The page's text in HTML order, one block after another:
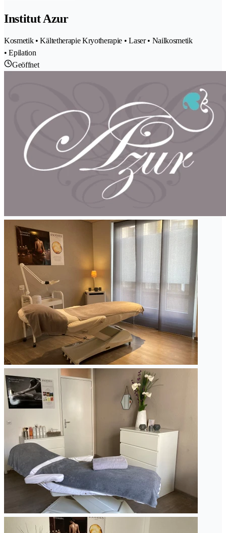
Institut Azur
Kosmetik • Kältetherapie Kryotherapie • Laser • Nailkosmetik
• Epilation
Geöffnet